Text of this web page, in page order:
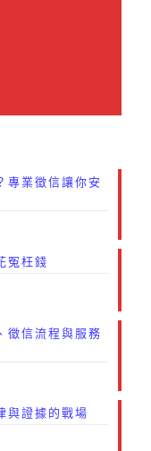
專業徵信讓你安
冤枉錢
徵信流程與服務
與證據的戰場